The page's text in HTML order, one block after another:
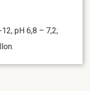
pH 6,8 – 7,2;